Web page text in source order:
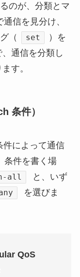
のが、分類とマ
通信を見分け、
（ set
）を
通信を分類し
す。
条件）
件によって通信
条件を書く場
all
と、いず
を選びま
QoS